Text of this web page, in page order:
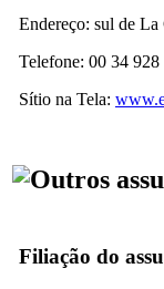
Endereço: sul de La
Telefone: 00 34
Sítio na Tela:
Filiação do